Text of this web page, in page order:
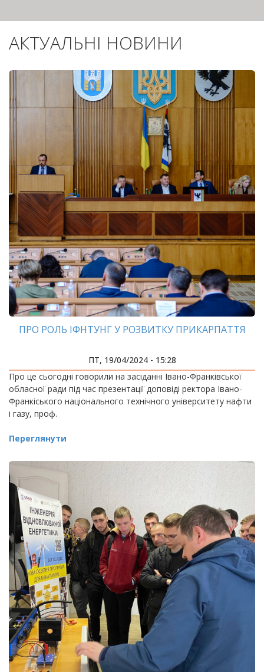
АКТУАЛЬНІ НОВИНИ
ПРО РОЛЬ ІФНТУНГ У РОЗВИТКУ ПРИКАРПАТТЯ
ПТ, 19/04/2024 - 15:28
Про це сьогодні говорили на засіданні Івано-Франківської
обласної ради під час презентації доповіді ректора Івано-
Франкіського національного технічного університету нафти
і газу, проф.
Переглянути